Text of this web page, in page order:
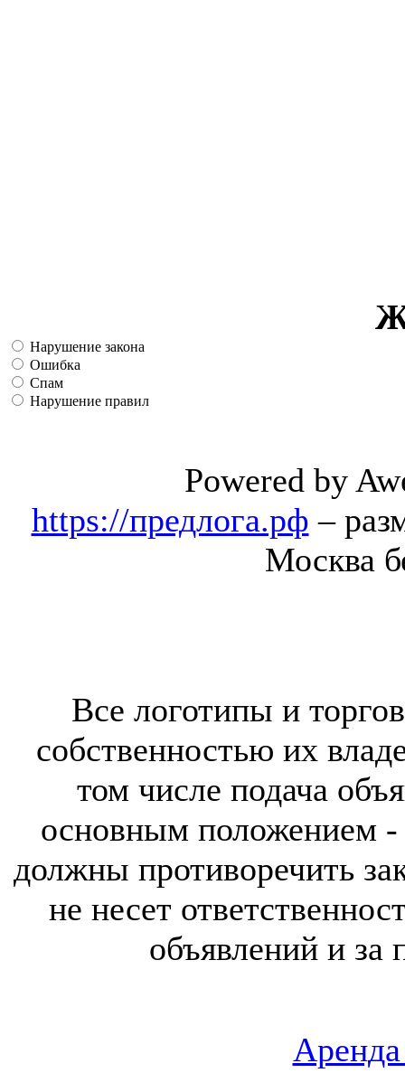
Нарушение закона
Ошибка
Спам
Нарушение правил
Powered by
https://предлога.рф –
Москва
Все логотипы и
собственностью их
том числе подача
основным положением -
должны противоречить
не несет
объявлений и за